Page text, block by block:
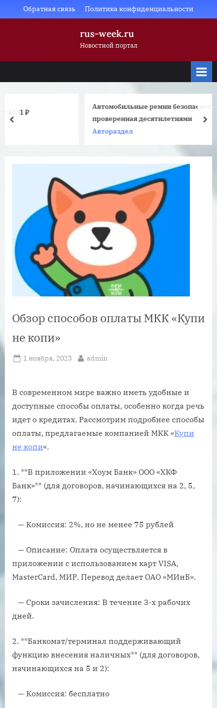
to
Обратная связь Политика конфиденциальности
rus-week.ru
Новостной портал
Автомобильные ремни безопасности: защита,
проверенная десятилетиями
prev
Обзор способов оплаты МКК «Купи
не копи»
Posted
1 ноября, 2023 By
admin
В современном мире важно иметь удобные и
доступные способы оплаты, особенно когда речь
идет о кредитах. Рассмотрим подробнее способы
оплаты, предлагаемые компанией МКК «Купи
не копи«.
1. **В приложении «Хоум Банк» ООО «ХКФ
Банк»** (для договоров, начинающихся на 2, 5,
7):
— Комиссия: 2%, но не менее 75 рублей
— Описание: Оплата осуществляется в
приложении с использованием карт VISA,
MasterCard, МИР. Перевод делает ОАО «МИнБ».
— Сроки зачисления: В течение 3-х рабочих
дней.
2. **Банкомат/терминал поддерживающий
функцию внесения наличных** (для договоров,
начинающихся на 5 и 2):
— Комиссия: бесплатно